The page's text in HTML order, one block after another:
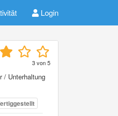
Login
3von5
/ Unterhaltung